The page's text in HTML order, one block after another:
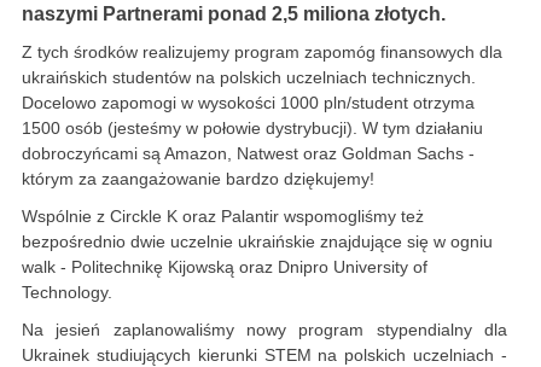
naszymi Partnerami ponad 2,5 miliona złotych.
Z tych środków realizujemy program zapomóg finansowych dla
ukraińskich studentów na polskich uczelniach technicznych.
Docelowo zapomogi w wysokości 1000 pln/student otrzyma
1500 osób (jesteśmy w połowie dystrybucji). W tym działaniu
dobroczyńcami są Amazon, Natwest oraz Goldman Sachs -
którym za zaangażowanie bardzo dziękujemy!
Wspólnie z Circkle K oraz Palantir wspomogliśmy też
bezpośrednio dwie uczelnie ukraińskie znajdujące się w ogniu
walk - Politechnikę Kijowską oraz Dnipro University of
Technology.
Na jesień zaplanowaliśmy nowy program stypendialny dla
Ukrainek studiujących kierunki STEM na polskich uczelniach -